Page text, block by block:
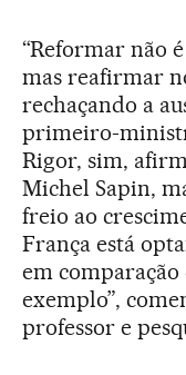
“Reformar não
mas reafirmar
rechaçando a
primeiro-
Rigor, sim,
Michel Sapin,
freio ao
França está
em
exemplo”,
professor e